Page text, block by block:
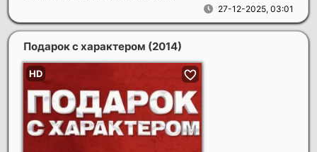
27-12-2025, 03:01
Подарок с характером (2014)